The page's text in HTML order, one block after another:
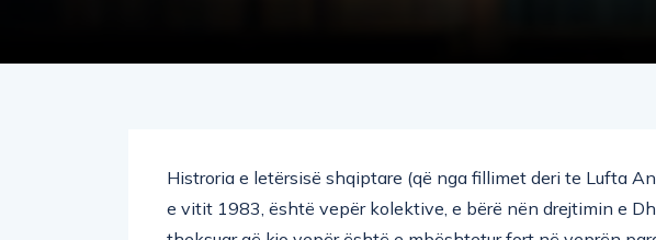
Histroria e letërsisë shqiptare (që nga fillimet deri te Lufta
e vitit 1983, është vepër kolektive, e bërë nën drejtimin e